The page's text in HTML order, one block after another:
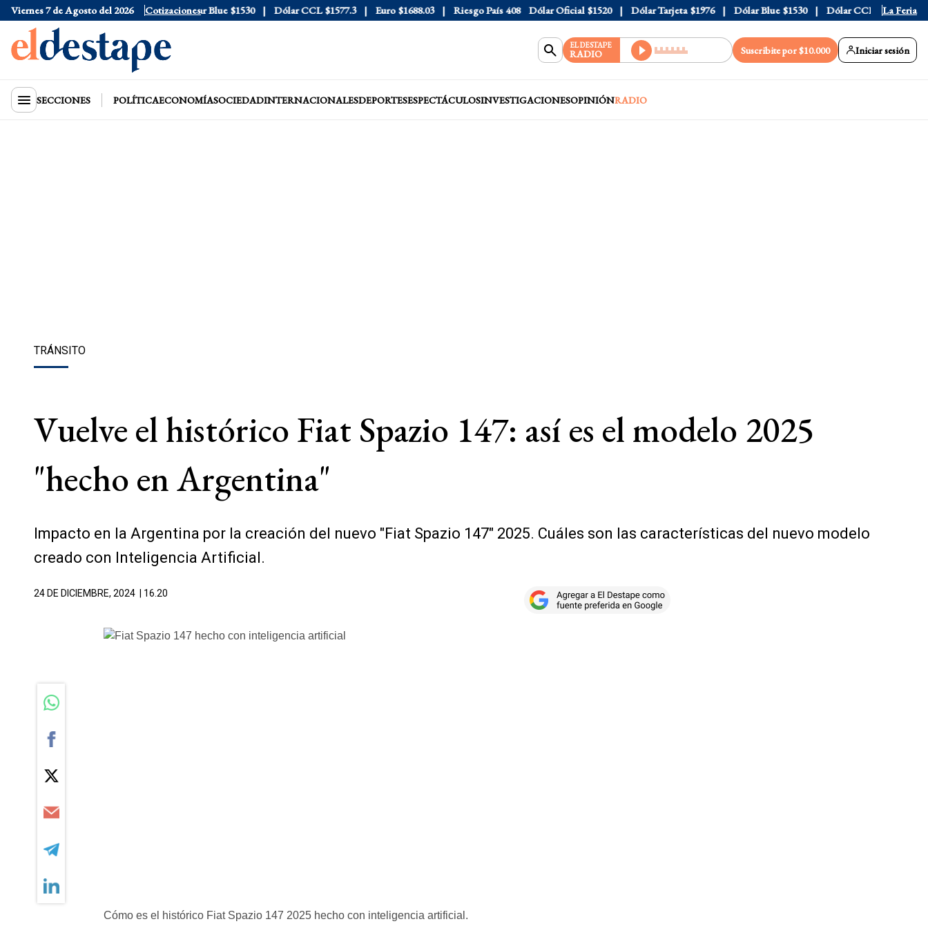
Viernes 7 de Agosto del 2026 Cotizaciones
$1520 Dólar Tarjeta $1976 Dólar Blue $1530 Dólar CCL $1577.3 Euro $1688.03 Riesgo País 408 Dólar Oficial $1520 Dólar Tarjeta $1976 Dólar Blue $1530 Dólar CCL $1577.3La Feria
EL DESTAPE
RADIO Suscribite por $10.000 Iniciar sesión
SECCIONES POLÍTICAECONOMÍASOCIEDADINTERNACIONALESDEPORTESESPECTÁCULOSINVESTIGACIONESOPINIÓNRADIO
TRÁNSITO
Vuelve el histórico Fiat Spazio 147: así es el modelo 2025
"hecho en Argentina"
Impacto en la Argentina por la creación del nuevo "Fiat Spazio 147" 2025. Cuáles son las características del nuevo modelo
creado con Inteligencia Artificial.
24 DE DICIEMBRE, 2024 | 16.20
Cómo es el histórico Fiat Spazio 147 2025 hecho con inteligencia artificial.